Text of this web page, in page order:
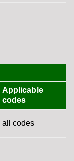
Applicable
codes
all codes